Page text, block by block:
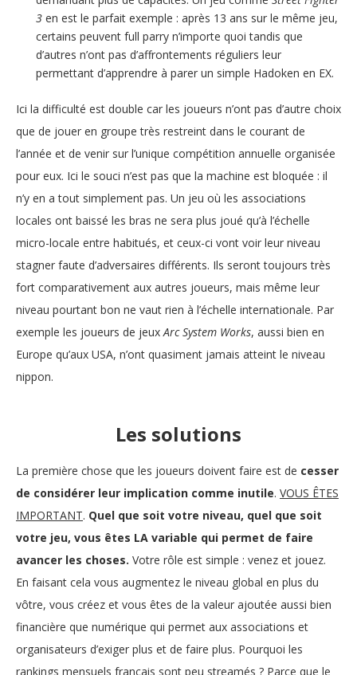
3 en est le parfait exemple : après 13 ans sur le même jeu,
certains peuvent full parry n’importe quoi tandis que
d’autres n’ont pas d’affrontements réguliers leur
permettant d’apprendre à parer un simple Hadoken en EX.
Ici la difficulté est double car les joueurs n’ont pas d’autre choix
que de jouer en groupe très restreint dans le courant de
l’année et de venir sur l’unique compétition annuelle organisée
pour eux. Ici le souci n’est pas que la machine est bloquée : il
n’y en a tout simplement pas. Un jeu où les associations
locales ont baissé les bras ne sera plus joué qu’à l’échelle
micro-locale entre habitués, et ceux-ci vont voir leur niveau
stagner faute d’adversaires différents. Ils seront toujours très
fort comparativement aux autres joueurs, mais même leur
niveau pourtant bon ne vaut rien à l’échelle internationale. Par
exemple les joueurs de jeuxArc System Works, aussi bien en
Europe qu’aux USA, n’ont quasiment jamais atteint le niveau
nippon.
Les solutions
La première chose que les joueurs doivent faire est de cesser
de considérer leur implication comme inutile. VOUS ÊTES
IMPORTANT. Quel que soit votre niveau, quel que soit
votre jeu, vous êtes LA variable qui permet de faire
avancer les choses. Votre rôle est simple : venez et jouez.
En faisant cela vous augmentez le niveau global en plus du
vôtre, vous créez et vous êtes de la valeur ajoutée aussi bien
financière que numérique qui permet aux associations et
organisateurs d’exiger plus et de faire plus. Pourquoi les
rankings mensuels français sont peu streamés ? Parce que le